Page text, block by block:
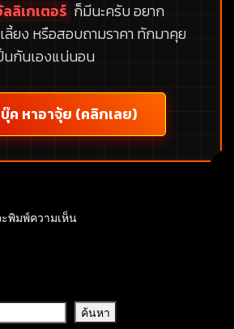
ลิเกเตอร์ ก็มีนะครับ อยาก
ลี้ยง หรือสอบถามราคา ทักมาคุย
นกันเองแน่นอน
ค หาอาจุ้ย (คลิกเลย)
ะพิมพ์ความเห็น
ค้นหา